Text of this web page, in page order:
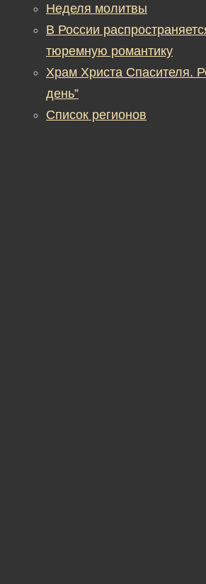
Неделя молитвы
В России
тюремную романтику
Храм Христа Спасителя.
день”
Список регионов